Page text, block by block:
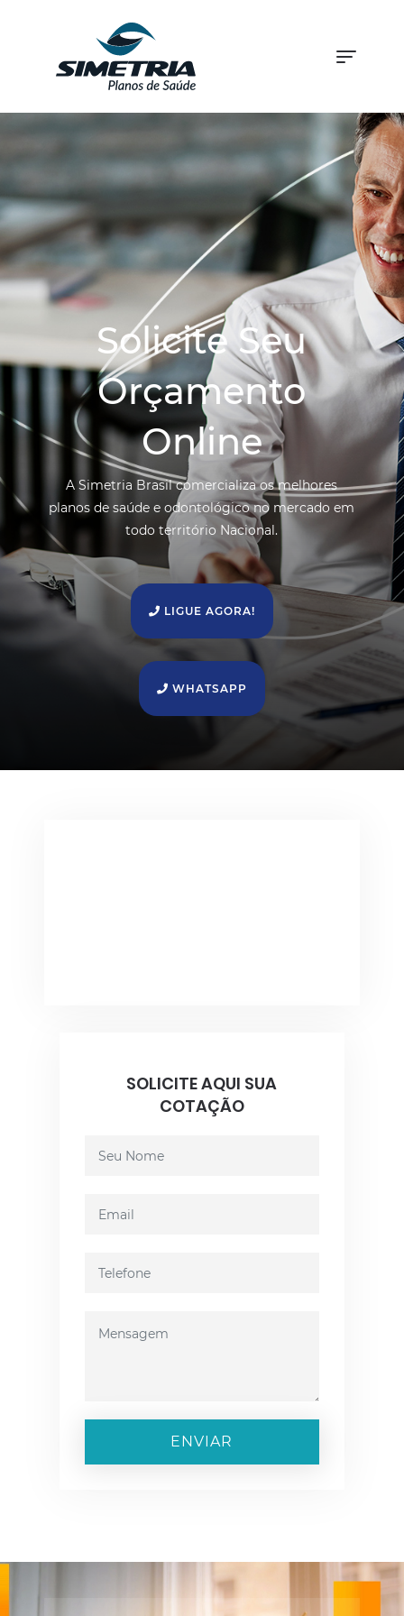
Solicite Seu
Orçamento
Online
A Simetria Brasil comercializa os melhores
planos de saúde e odontológico no mercado em
todo território Nacional.
LIGUE AGORA!
WHATSAPP
SOLICITE AQUI SUA
COTAÇÃO
ENVIAR